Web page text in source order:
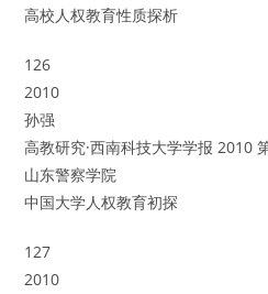
高校人权教育性质探析
126
2010
孙强
高教研究·西南科技大学学报 2010
山东警察学院
中国大学人权教育初探
127
2010